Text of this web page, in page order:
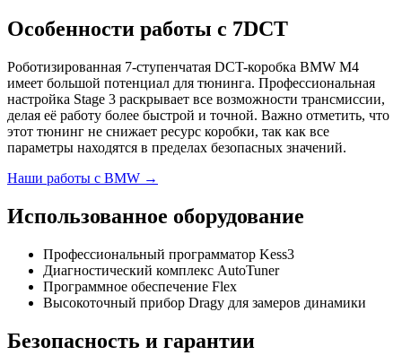
Особенности работы с 7DCT
Роботизированная 7-ступенчатая DCT-коробка BMW M4
имеет большой потенциал для тюнинга. Профессиональная
настройка Stage 3 раскрывает все возможности трансмиссии,
делая её работу более быстрой и точной. Важно отметить, что
этот тюнинг не снижает ресурс коробки, так как все
параметры находятся в пределах безопасных значений.
Наши работы с BMW →
Использованное оборудование
Профессиональный программатор Kess3
Диагностический комплекс AutoTuner
Программное обеспечение Flex
Высокоточный прибор Dragy для замеров динамики
Безопасность и гарантии